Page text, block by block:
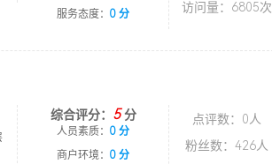
服务态度： 0 分
访问量：6805次
综合评分： 5分
人员素质： 0 分
商户环境： 0 分
点评数：0人
粉丝数：426人